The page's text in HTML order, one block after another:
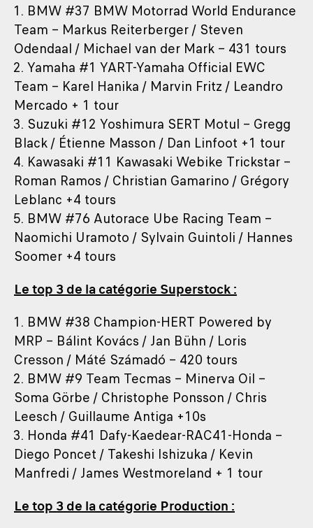
1. BMW #37 BMW Motorrad World Endurance
Team – Markus Reiterberger / Steven
Odendaal / Michael van der Mark – 431 tours
2. Yamaha #1 YART-Yamaha Official EWC
Team – Karel Hanika / Marvin Fritz / Leandro
Mercado + 1 tour
3. Suzuki #12 Yoshimura SERT Motul – Gregg
Black / Étienne Masson / Dan Linfoot +1 tour
4. Kawasaki #11 Kawasaki Webike Trickstar –
Roman Ramos / Christian Gamarino / Grégory
Leblanc +4 tours
5. BMW #76 Autorace Ube Racing Team –
Naomichi Uramoto / Sylvain Guintoli / Hannes
Soomer +4 tours
Le top 3 de la catégorie Superstock :
1. BMW #38 Champion-HERT Powered by
MRP – Bálint Kovács / Jan Bühn / Loris
Cresson / Máté Számadó – 420 tours
2. BMW #9 Team Tecmas – Minerva Oil –
Soma Görbe / Christophe Ponsson / Chris
Leesch / Guillaume Antiga +10s
3. Honda #41 Dafy-Kaedear-RAC41-Honda –
Diego Poncet / Takeshi Ishizuka / Kevin
Manfredi / James Westmoreland + 1 tour
Le top 3 de la catégorie Production :